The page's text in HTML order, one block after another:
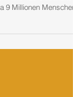
rund 120 Geschäfte
9 Millionen